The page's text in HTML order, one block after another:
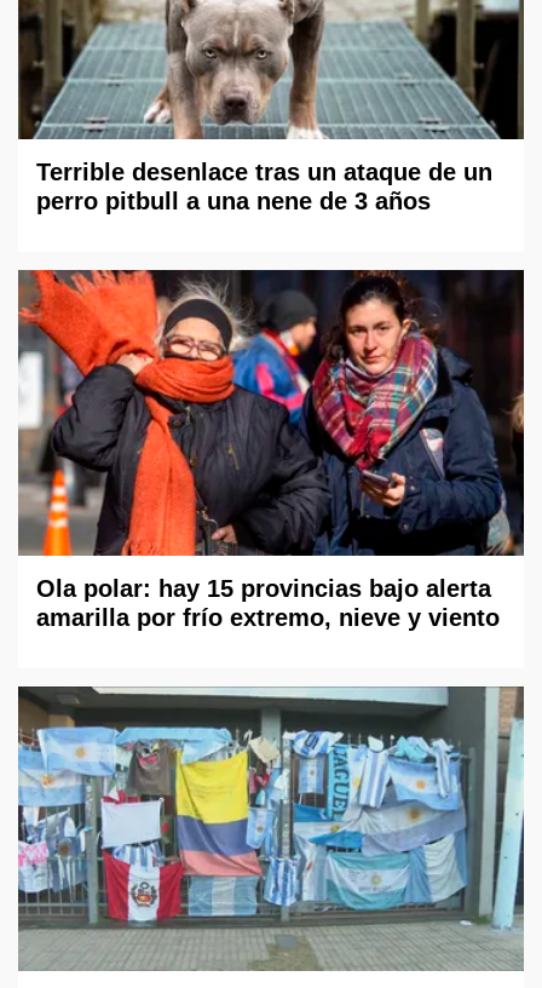
Terrible desenlace tras un ataque de un
perro pitbull a una nene de 3 años
Ola polar: hay 15 provincias bajo alerta
amarilla por frío extremo, nieve y viento